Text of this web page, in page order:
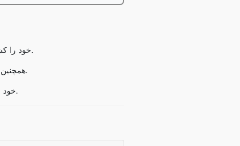
برای ترکیب فایل‌های PDF، فایل‌های PDF خود را کشیده و در جعبه ابزار رها کنید.
همچنین می‌توانید فایل‌های بیشتری اضافه کنید، صفحات را حذف یا مرتب کنید.
پس از اتمام، روی «اعمال تغییرات» کلیک کنید و PDF خود را دانلود کنید.